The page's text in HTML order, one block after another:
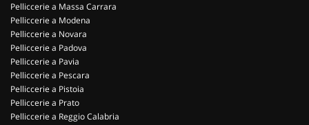
Pelliccerie a Massa Carrara
Pelliccerie a Modena
Pelliccerie a Novara
Pelliccerie a Padova
Pelliccerie a Pavia
Pelliccerie a Pescara
Pelliccerie a Pistoia
Pelliccerie a Prato
Pelliccerie a Reggio Calabria